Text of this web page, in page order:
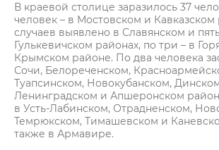
В краевой столице заразилось 37
человек – в Мостовском и
случаев выявлено в Славянском и
Гулькевичском районах, по три – в
Крымском районе. По два человека
Сочи, Белореченском,
Туапсинском, Новокубанском,
Ленинградском и Апшеронском
в Усть-Лабинском, Отрадненском,
Темрюкском, Тимашевском и
также в Армавире.